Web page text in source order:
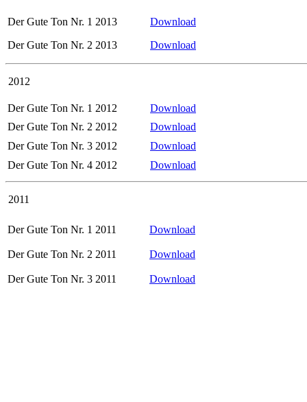
Der Gute Ton Nr. 1 2013
Download
Der Gute Ton Nr. 2 2013
Download
2012
Der Gute Ton Nr. 1 2012
Download
Der Gute Ton Nr. 2 2012
Download
Der Gute Ton Nr. 3 2012
Download
Der Gute Ton Nr. 4 2012
Download
2011
Der Gute Ton Nr. 1 2011 Download
Der Gute Ton Nr. 2 2011 Download
Der Gute Ton Nr. 3 2011 Download